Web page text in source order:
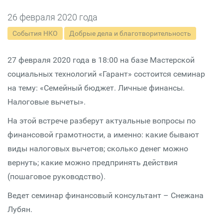
26 февраля 2020 года
События НКО Добрые дела и благотворительность
27 февраля 2020 года в 18:00 на базе Мастерской
социальных технологий «Гарант» состоится семинар
на тему: «Семейный бюджет. Личные финансы.
Налоговые вычеты».
На этой встрече разберут актуальные вопросы по
финансовой грамотности, а именно: какие бывают
виды налоговых вычетов; сколько денег можно
вернуть; какие можно предпринять действия
(пошаговое руководство).
Ведет семинар финансовый консультант – Снежана
Лубян.